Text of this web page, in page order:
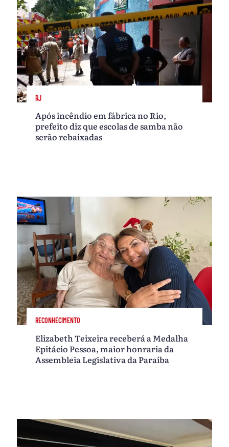
RJ
Após incêndio em fábrica no Rio,
prefeito diz que escolas de samba não
serão rebaixadas
RECONHECIMENTO
Elizabeth Teixeira receberá a Medalha
Epitácio Pessoa, maior honraria da
Assembleia Legislativa da Paraíba